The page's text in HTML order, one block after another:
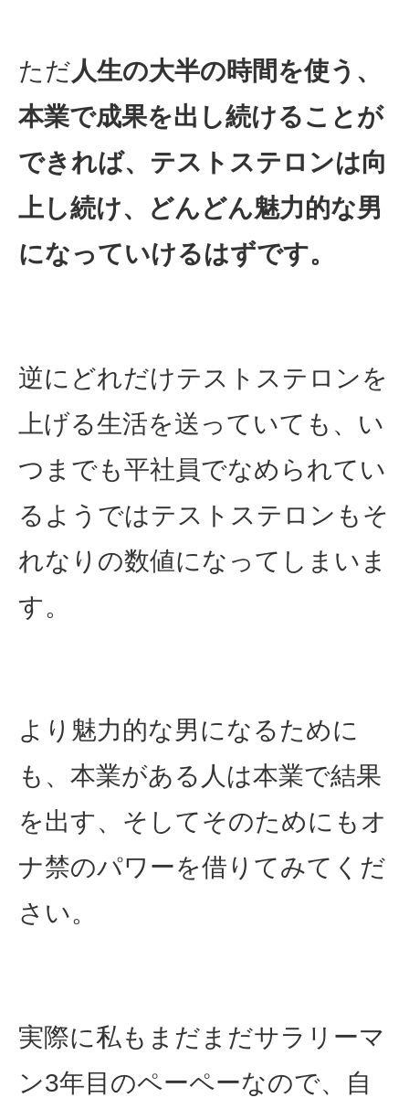
ただ人生の大半の時間を使う、
本業で成果を出し続けることが
できれば、テストステロンは向
上し続け、どんどん魅力的な男
になっていけるはずです。
逆にどれだけテストステロンを
上げる生活を送っていても、い
つまでも平社員でなめられてい
るようではテストステロンもそ
れなりの数値になってしまいま
す。
より魅力的な男になるために
も、本業がある人は本業で結果
を出す、そしてそのためにもオ
ナ禁のパワーを借りてみてくだ
さい。
実際に私もまだまだサラリーマ
ン3年目のペーペーなので、自